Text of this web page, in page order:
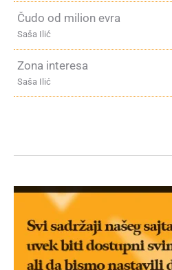
Čudo od milion evra
Saša Ilić
Zona interesa
Saša Ilić